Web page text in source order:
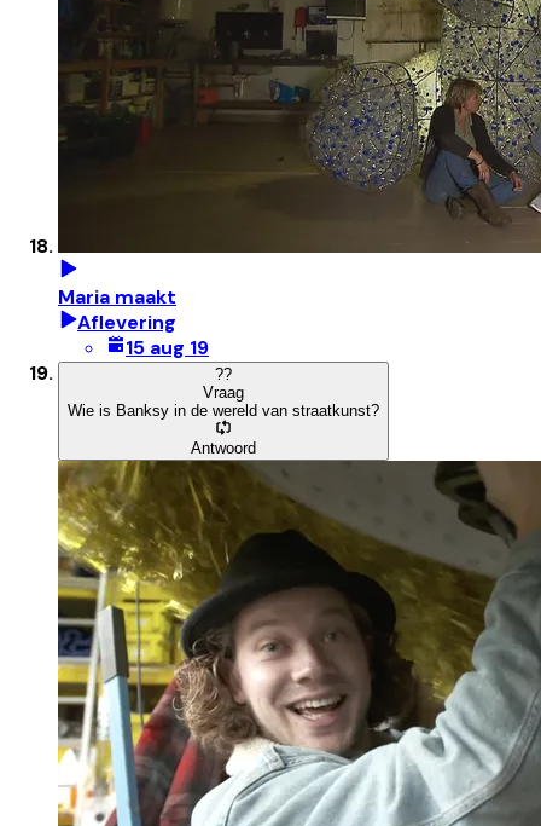
Maria maakt
Aflevering
15 aug 19
??
Vraag
Wie is Banksy in de wereld van straatkunst?
Antwoord